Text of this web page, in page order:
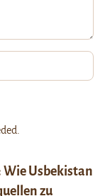
Wie Usbekistan
zu